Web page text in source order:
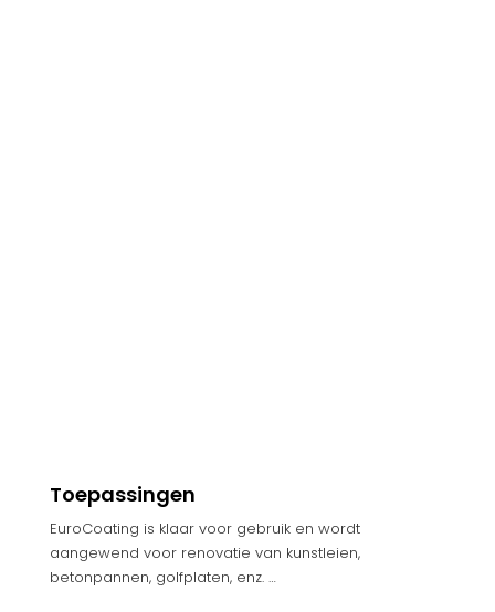
Toepassingen
EuroCoating is klaar voor gebruik en wordt
aangewend voor renovatie van kunstleien,
betonpannen, golfplaten, enz. …